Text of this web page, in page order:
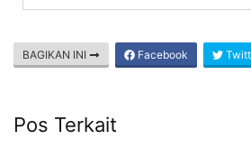
BAGIKAN INI Facebook
Pos Terkait